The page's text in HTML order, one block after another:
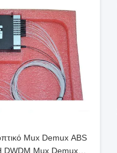
Mux Demux ABS
DWDM Mux Demux